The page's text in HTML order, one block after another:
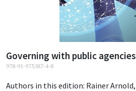
Governing with public agencies
978-91-975387-4-8
Authors in this edition: Rainer Arnold,